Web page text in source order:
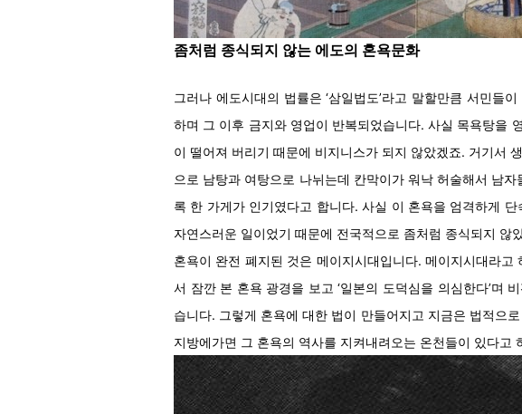
좀처럼 종식되지 않는 에도의 혼욕문화
그러나 에도시대의 법률은 ‘삼일법도’라고 말할만큼 서민
하며 그 이후 금지와 영업이 반복되었습니다. 사실 목욕탕을
이 떨어져 버리기 때문에 비지니스가 되지 않았겠죠. 거기서
으로 남탕과 여탕으로 나뉘는데 칸막이가 워낙 허술해서 남
록 한 가게가 인기였다고 합니다. 사실 이 혼욕을 엄격하게
자연스러운 일이었기 때문에 전국적으로 좀처럼 종식되지 않
혼욕이 완전 폐지된 것은 메이지시대입니다. 메이지시대라
서 잠깐 본 혼욕 광경을 보고 ‘일본의 도덕심을 의심한다’며
습니다. 그렇게 혼욕에 대한 법이 만들어지고 지금은 법적으
지방에가면 그 혼욕의 역사를 지켜내려오는 온천들이 있다고